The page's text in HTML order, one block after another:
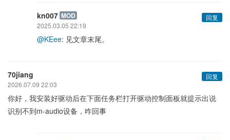
kn007 MOD
回复
2025.03.05 22:19
@KEee: 见文章末尾。
70jiang
回复
2026.07.09 22:03
你好，我安装好驱动后在下面任务栏打开驱动控制面板就提示出说
识别不到m-audio设备，咋回事